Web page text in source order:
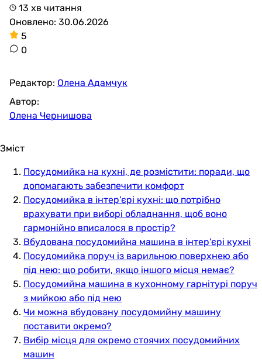
13 хв читання
Оновлено: 30.06.2026
5
0
Редактор: Олена Адамчук
Автор:
Олена Чернишова
Зміст
Посудомийка на кухні, де розмістити: поради, що
допомагають забезпечити комфорт
Посудомийка в інтер'єрі кухні: що потрібно
врахувати при виборі обладнання, щоб воно
гармонійно вписалося в простір?
Вбудована посудомийна машина в інтер'єрі кухні
Посудомийка поруч із варильною поверхнею або
під нею: що робити, якщо іншого місця немає?
Посудомийна машина в кухонному гарнітурі поруч
з мийкою або під нею
Чи можна вбудовану посудомийну машину
поставити окремо?
Вибір місця для окремо стоячих посудомийних
машин